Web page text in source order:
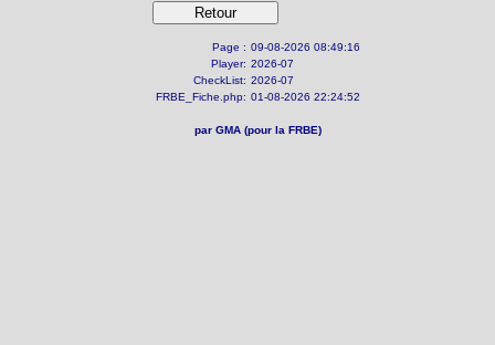
Page : 09-08-2026 08:49:16
Player: 2026-07
CheckList: 2026-07
FRBE_Fiche.php: 01-08-2026 22:24:52
par GMA (pour la FRBE)